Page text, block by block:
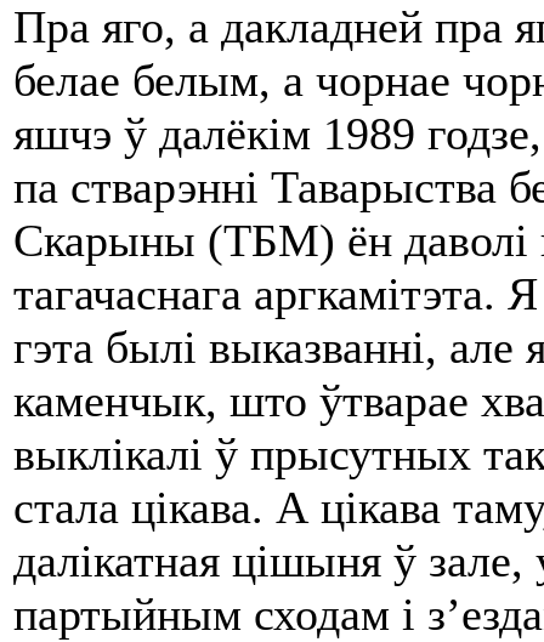
Пра яго, а дакладней пра
белае белым, а чорнае
яшчэ ў далёкім 1989
па стварэнні Таварыства
Скарыны (ТБМ) ён даволі
тагачаснага аргкамітэта.
гэта былі выказванні,
каменчык, што ўтварае
выклікалі ў прысутных
стала цікава. А цікава
далікатная цішыня ў зале,
партыйным сходам і